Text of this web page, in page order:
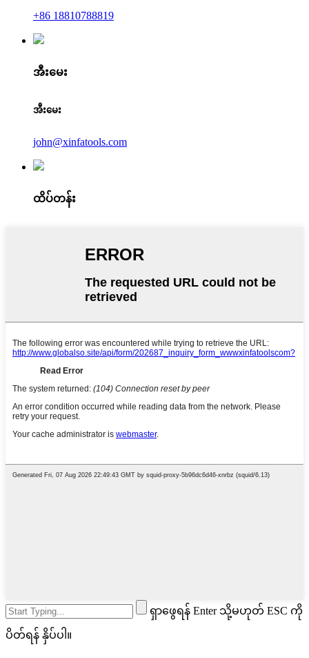
+86 18810788819
အီးမေး
အီးမေး
john@xinfatools.com
ထိပ်တန်း
ရှာဖွေရန် Enter သို့မဟုတ် ESC ကို
ပိတ်ရန် နှိပ်ပါ။